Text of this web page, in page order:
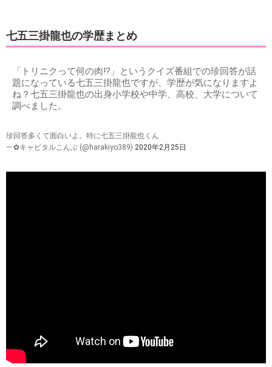
七五三掛龍也の学歴まとめ
「トリニクって何の肉!?」というクイズ番組での珍回答が話
題になっている七五三掛龍也ですが、学歴が気になりますよ
ね？七五三掛龍也の出身小学校や中学、高校、大学について
調べました。
珍回答多くて面白いよ。特に七五三掛龍也くん
— ✿キャピタルこんぶ (@harakiyo389) 2020年2月25日